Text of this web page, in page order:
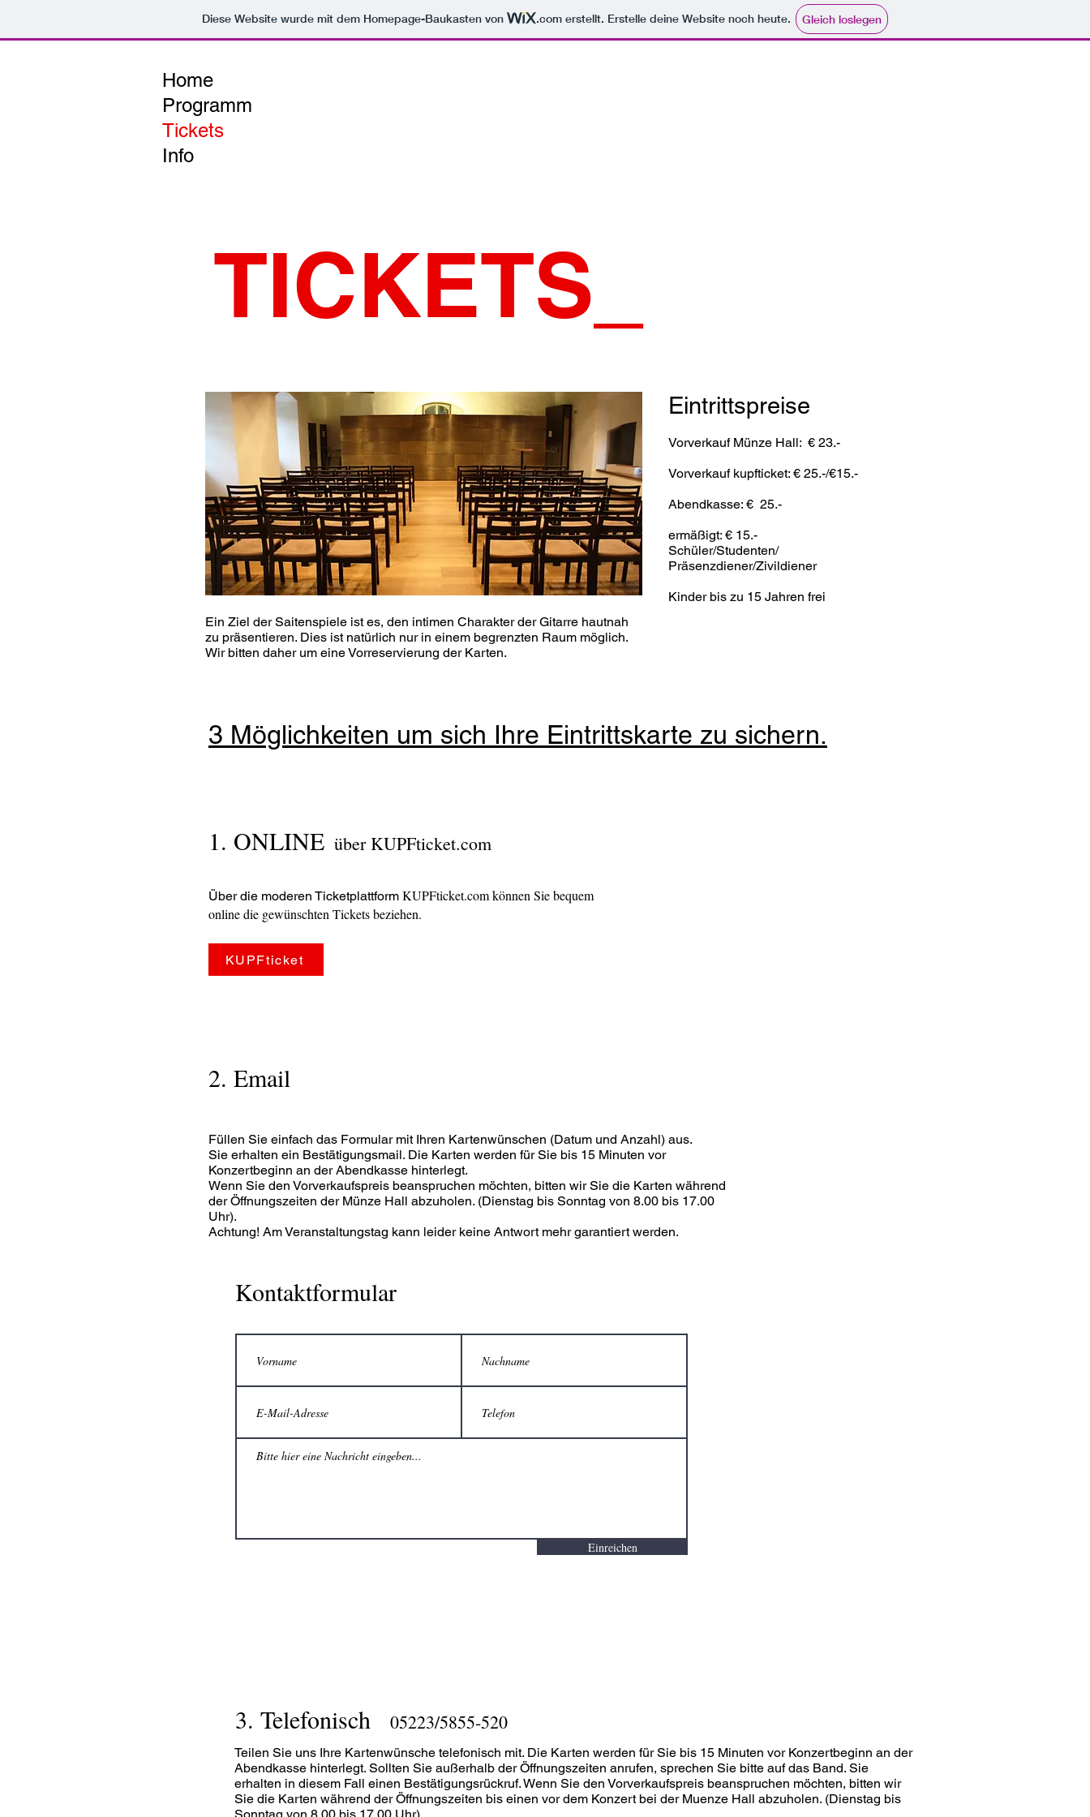
Diese Website wurde mit dem Homepage-Baukasten von .com erstellt. Erstelle deine Website noch heute. Gleich loslegen
Home
Programm
Tickets
Info
TICKETS_
Ein Ziel der Saitenspiele ist es, den intimen Charakter der Gitarre hautnah
zu präsentieren. Dies ist natürlich nur in einem begrenzten Raum möglich.
Wir bitten daher um eine Vorreservierung der Karten.
Eintrittspreise
VorverkaufMünze Hall: € 23.-
Vorverkauf kupfticket: € 25.-/€15.-
Abendkasse: € 25.-
ermäßigt: € 15.-
Schüler/Studenten/
Präsenzdiener/Zivildiener
Kinder bis zu 15 Jahren frei
3 Möglichkeiten um sich Ihre Eintrittskarte zu sichern.
1. ONLINE überKUPFticket.com
Über die moderen Ticketplattform KUPFticket.com können Sie bequem
online die gewünschten Tickets beziehen.
KUPFticket
2. Email
Füllen Sie einfach das Formular mit Ihren Kartenwünschen (Datum und Anzahl) aus.
Sie erhalten ein Bestätigungsmail. Die Karten werden für Sie bis 15 Minuten vor
Konzertbeginn an der Abendkasse hinterlegt.
Wenn Sie den Vorverkaufspreis beanspruchen möchten, bitten wir Sie die Karten während
der Öffnungszeiten der Münze Hall abzuholen. (Dienstag bis Sonntag von 8.00 bis 17.00
Uhr).
Achtung! Am Veranstaltungstag kann leider keine Antwort mehr garantiert werden.
Kontaktformular
Einreichen
3. Telefonisch 05223/5855-520
Teilen Sie uns Ihre Kartenwünsche telefonisch mit. Die Karten werden für Sie bis 15 Minuten vor Konzertbeginn an der
Abendkasse hinterlegt. Sollten Sie außerhalb der Öffnungszeiten anrufen, sprechen Sie bitte auf das Band. Sie
erhalten in diesem Fall einen Bestätigungsrückruf. Wenn Sie den Vorverkaufspreis beanspruchen möchten, bitten wir
Sie die Karten während der Öffnungszeiten bis einen vor dem Konzert bei der Muenze Hall abzuholen. (Dienstag bis